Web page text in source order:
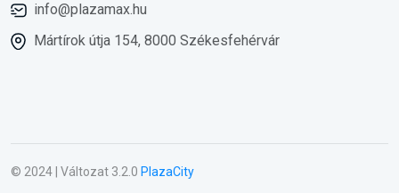
info@plazamax.hu
Mártírok útja 154, 8000 Székesfehérvár
© 2024 | Változat 3.2.0 PlazaCity